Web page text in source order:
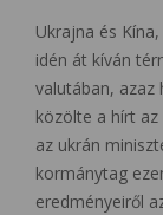
Ukrajna és
idén át kíván
valutában, azaz
közölte a hírt
az ukrán
kormánytag
eredményeiről